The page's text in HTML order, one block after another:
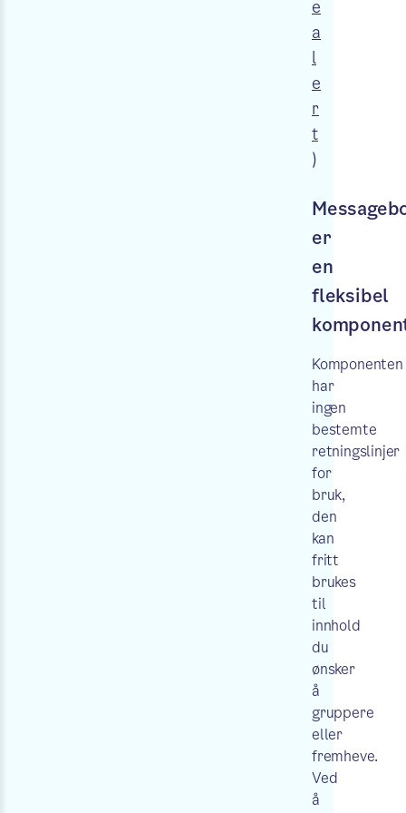
e
a
l
e
r
t
)
er
en
fleksibel
Komponenten
har
ingen
bestemte
retningslinjer
for
bruk,
den
kan
fritt
brukes
til
innhold
du
ønsker
å
gruppere
eller
fremheve.
Ved
å